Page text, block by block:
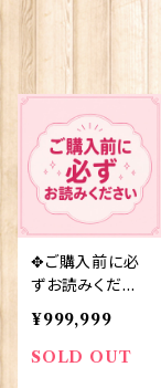
✥ご購入前に必
ずお読みくださ
い✥
¥999,999
SOLD OUT